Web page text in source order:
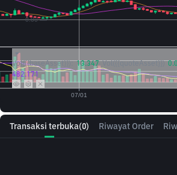
Transaksi terbuka(0) Riwayat Order
Vol({{baseAsset}}): 13.347 Vol({{quoteAsset}})
482.171